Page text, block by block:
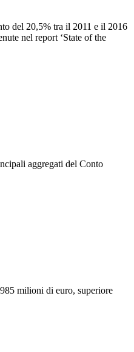
del 20,5% tra il 2011 e il 2016
nel report ‘State of the
aggregati del Conto
milioni di euro, superiore